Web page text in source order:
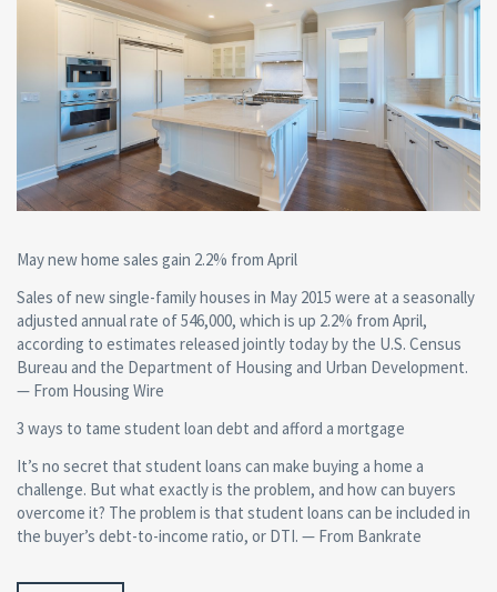
May new home sales gain 2.2% from April
Sales of new single-family houses in May 2015 were at a seasonally
adjusted annual rate of 546,000, which is up 2.2% from April,
according to estimates released jointly today by the U.S. Census
Bureau and the Department of Housing and Urban Development.
— From Housing Wire
3 ways to tame student loan debt and afford a mortgage
It’s no secret that student loans can make buying a home a
challenge. But what exactly is the problem, and how can buyers
overcome it? The problem is that student loans can be included in
the buyer’s debt-to-income ratio, or DTI. — From Bankrate